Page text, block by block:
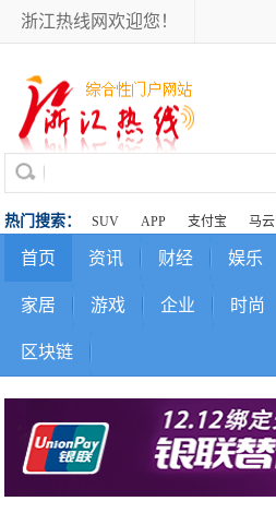
浙江热线网欢迎您！
热门搜索： SUV APP 支付宝 马云
首页 资讯 财经 娱乐
家居 游戏 企业 时尚
区块链